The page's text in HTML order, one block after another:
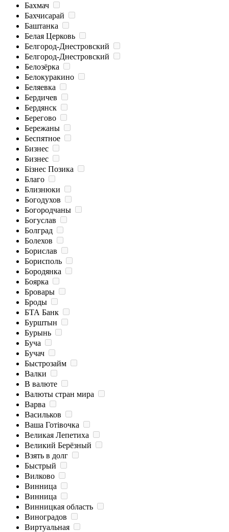
Бахмач
Бахчисарай
Баштанка
Белая Церковь
Белгород-Днестровский
Белгород-Днестровский
Белозёрка
Белокуракино
Беляевка
Бердичев
Бердянск
Берегово
Бережаны
Беспятное
Бизнес
Бизнес
Бізнес Позика
Благо
Близнюки
Богодухов
Богородчаны
Богуслав
Болград
Болехов
Борислав
Борисполь
Бородянка
Боярка
Бровары
Броды
БТА Банк
Бурштын
Бурынь
Буча
Бучач
Быстрозайм
Валки
В валюте
Валюты стран мира
Варва
Васильков
Ваша Готівочка
Великая Лепетиха
Великий Берёзный
Взять в долг
Быстрый
Вилково
Винница
Винница
Винницкая область
Виноградов
Виртуальная